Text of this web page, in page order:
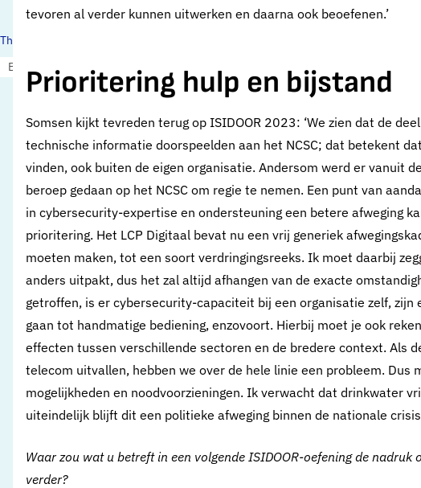
Thema's:
Beveiliging en crisismanagement
tevoren al verder kunnen uitwerken en daarna ook beoefenen.’
Prioritering hulp en bijstand
Somsen kijkt tevreden terug op ISIDOOR 2023: ‘We zien dat de
technische informatie doorspeelden aan het NCSC; dat betekent
vinden, ook buiten de eigen organisatie. Andersom werd er vanuit
beroep gedaan op het NCSC om regie te nemen. Een punt van
in cybersecurity-expertise en ondersteuning een betere afweging
prioritering. Het LCP Digitaal bevat nu een vrij generiek
moeten maken, tot een soort verdringingsreeks. Ik moet daarbij
anders uitpakt, dus het zal altijd afhangen van de exacte
getroffen, is er cybersecurity-capaciteit bij een organisatie zelf, zijn
gaan tot handmatige bediening, enzovoort. Hierbij moet je ook
effecten tussen verschillende sectoren en de bredere context. Als
telecom uitvallen, hebben we over de hele linie een probleem. Dus
mogelijkheden en noodvoorzieningen. Ik verwacht dat drinkwater
uiteindelijk blijft dit een politieke afweging binnen de nationale
Waar zou wat u betreft in een volgende ISIDOOR-oefening de nadruk
verder?